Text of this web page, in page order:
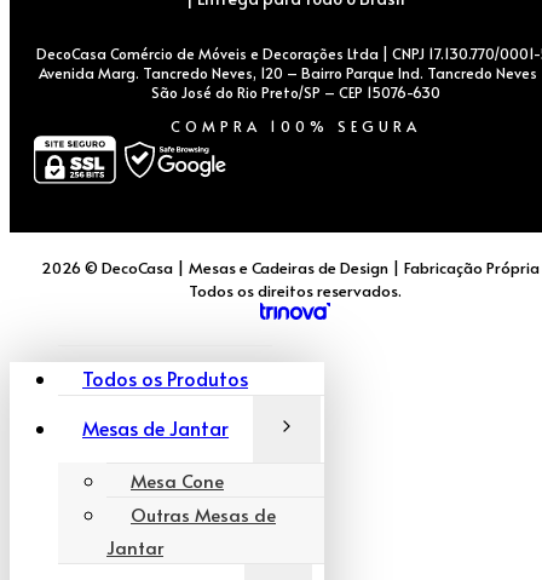
DecoCasa Comércio de Móveis e Decorações Ltda | CNPJ 17.130.770/0001-
Avenida Marg. Tancredo Neves, 120 – Bairro Parque Ind. Tancredo
São José do Rio Preto/SP – CEP 15076-630
COMPRA 100% SEGURA
2026 © DecoCasa | Mesas e Cadeiras de Design | Fabricação
Todos os direitos reservados.
Todos os Produtos
Mesas de Jantar
Mesa Cone
Outras Mesas de
Jantar